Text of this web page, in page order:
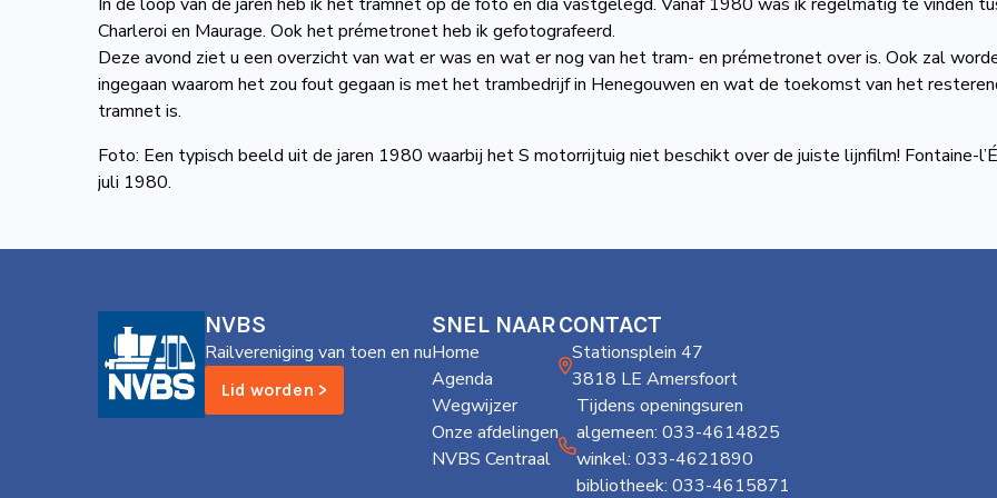
Charleroi en Maurage. Ook het prémetronet heb ik gefotografeerd.
Deze avond ziet u een overzicht van wat er was en wat er nog van het tram- en prémetronet over is. Ook zal
ingegaan waarom het zou fout gegaan is met het trambedrijf in Henegouwen en wat de toekomst van het
tramnet is.
Foto: Een typisch beeld uit de jaren 1980 waarbij het S motorrijtuig niet beschikt over de juiste lijnfilm! Fontaine-
juli 1980.
NVBS
Railvereniging van toen en nu
Lid worden >
SNEL NAAR
Home
Agenda
Wegwijzer
Onze afdelingen
NVBS Centraal
CONTACT
Stationsplein 47
3818 LE Amersfoort
Tijdens openingsuren
algemeen: 033-4614825
winkel: 033-4621890
bibliotheek: 033-4615871